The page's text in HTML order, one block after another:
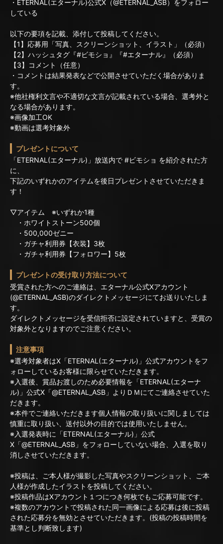
・ETERNAL(エターナル)公式X（@ETERNAL_ASB）をフォロー
している
以下の要項を記載、添付して投稿してください。
【1】応募用「写真、スクリーンショット、イラスト」（必須）
【2】ハッシュタグ『#ビモショ』『#エターナル』（必須）
【3】コメント（任意）
・コメントは結果発表などで公開させていただく場合がありま
す。
※他社権利文言や不適切な文言が記載されている場合、選考外と
なる場合があります。
※画像加工OK
※動画は選考対象外
プレゼントについて
「ETERNAL(エターナル)」放送内で #ビモショ を紹介された方
に、
下記のいずれかのアイテムを後日プレゼントさせていただきま
す！
▽アイテム ※いずれか1種
・ホワイトストーン500個
・500,000ゼニー
・ガチャ利用券【衣装】3枚
・ガチャ利用券【フォロワー】5枚
プレゼントの受け取り方法について
受賞された方へのご連絡は、エターナル公式Xアカウント
(@ETERNAL_ASB)のダイレクトメッセージにてお送りいたしま
す。
ダイレクトメッセージを受信拒否に設定されていますと、受賞の
対象外となりますのでご注意ください。
注意事項
※選考対象者はX「ETERNAL(エターナル)」公式アカウントをフ
ォローしているお客様に限らせていただきます。
※入選後、賞品お渡しのため必要情報を「ETERNAL(エターナ
ル)」公式X「@ETERNAL_ASB」よりＤＭにてご連絡させていた
だきます。
※本件でご連絡いただきます個人情報の取り扱いに関しましては
慎重に取り扱い、送付以外の目的では使用いたしません。
※入選発表時に「ETERNAL(エターナル)」公式
X「@ETERNAL_ASB」をフォローしていない場合、入選を取り
消しさせていただきます。
※投稿は、ご本人様が撮影した写真やスクリーンショット、ご本
人様が作成したイラストを投稿してください。
※投稿作品はXアカウント１つにつき何枚でもご応募可能です。
※複数のアカウントで投稿された同一画像による応募は後に投稿
された応募分を無効とさせていただきます。(投稿の投稿時間を
基準とし判断致します)